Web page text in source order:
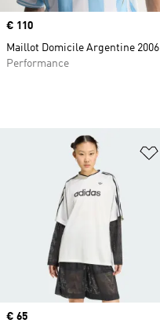
Prix
€ 110
Maillot Domicile Argentine 2006
Performance
Prix
€ 65